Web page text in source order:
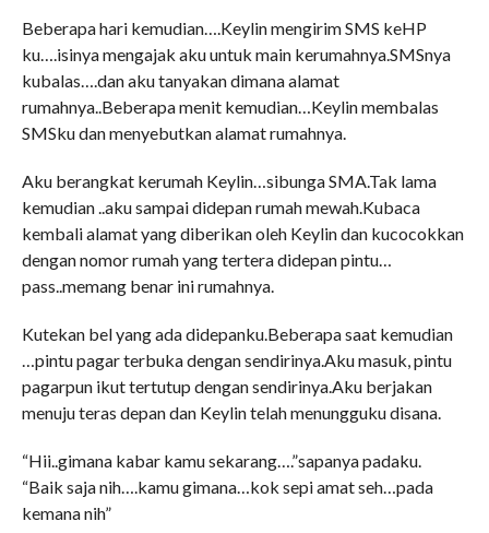
Beberapa hari kemudian….Keylin mengirim SMS keHP
ku….isinya mengajak aku untuk main kerumahnya.SMSnya
kubalas….dan aku tanyakan dimana alamat
rumahnya..Beberapa menit kemudian…Keylin membalas
SMSku dan menyebutkan alamat rumahnya.
Aku berangkat kerumah Keylin…sibunga SMA.Tak lama
kemudian ..aku sampai didepan rumah mewah.Kubaca
kembali alamat yang diberikan oleh Keylin dan kucocokkan
dengan nomor rumah yang tertera didepan pintu…
pass..memang benar ini rumahnya.
Kutekan bel yang ada didepanku.Beberapa saat kemudian
…pintu pagar terbuka dengan sendirinya.Aku masuk, pintu
pagarpun ikut tertutup dengan sendirinya.Aku berjakan
menuju teras depan dan Keylin telah menungguku disana.
“Hii..gimana kabar kamu sekarang….”sapanya padaku.
“Baik saja nih….kamu gimana…kok sepi amat seh…pada
kemana nih”